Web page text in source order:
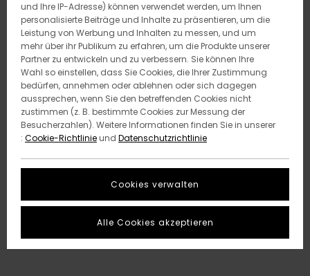
und Ihre IP-Adresse) können verwendet werden, um Ihnen
personalisierte Beiträge und Inhalte zu präsentieren, um die
Leistung von Werbung und Inhalten zu messen, und um
mehr über ihr Publikum zu erfahren, um die Produkte unserer
Partner zu entwickeln und zu verbessern. Sie können Ihre
Wahl so einstellen, dass Sie Cookies, die Ihrer Zustimmung
bedürfen, annehmen oder ablehnen oder sich dagegen
aussprechen, wenn Sie den betreffenden Cookies nicht
zustimmen (z. B. bestimmte Cookies zur Messung der
Besucherzahlen). Weitere Informationen finden Sie in unserer
: Cookie-Richtlinieund Datenschutzrichtlinie
Cookies verwalten
Alle Cookies akzeptieren